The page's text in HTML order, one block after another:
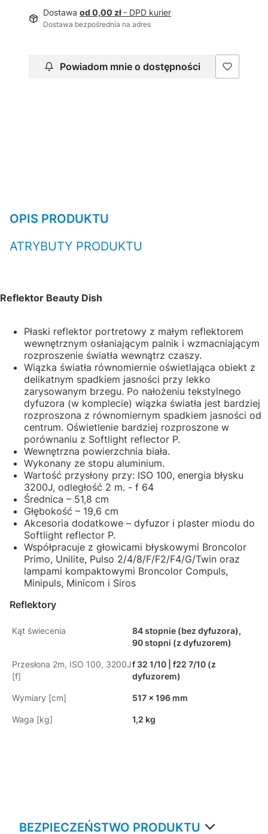
Dostawa od 0,00 zł - DPD kurier
Dostawa bezpośrednia na adres
Powiadom mnie o dostępności
OPIS PRODUKTU
ATRYBUTY PRODUKTU
Reflektor Beauty Dish
Płaski reflektor portretowy z małym reflektorem
wewnętrznym osłaniającym palnik i wzmacniającym
rozproszenie światła wewnątrz czaszy.
Wiązka światła równomiernie oświetlająca obiekt z
delikatnym spadkiem jasności przy lekko
zarysowanym brzegu. Po nałożeniu tekstylnego
dyfuzora (w komplecie) wiązka światła jest bardziej
rozproszona z równomiernym spadkiem jasności od
centrum. Oświetlenie bardziej rozproszone w
porównaniu z Softlight reflector P.
Wewnętrzna powierzchnia biała.
Wykonany ze stopu aluminium.
Wartość przysłony przy: ISO 100, energia błysku
3200J, odległość 2 m. - f 64
Średnica – 51,8 cm
Głębokość – 19,6 cm
Akcesoria dodatkowe – dyfuzor i plaster miodu do
Softlight reflector P.
Współpracuje z głowicami błyskowymi Broncolor
Primo, Unilite, Pulso 2/4/8/F/F2/F4/G/Twin oraz
lampami kompaktowymi Broncolor Compuls,
Minipuls, Minicom i Siros
Reflektory
Kąt świecenia
84 stopnie (bez dyfuzora),
90 stopni (z dyfuzorem)
Przesłona 2m, ISO 100, 3200J
[f]
f 32 1/10 | f22 7/10 (z
dyfuzorem)
Wymiary [cm] 517 x 196 mm
Waga [kg] 1,2 kg
BEZPIECZEŃSTWO PRODUKTU